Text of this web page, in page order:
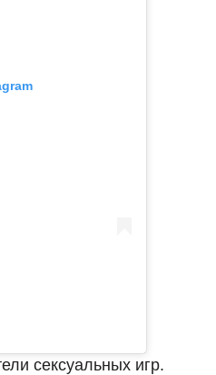
сексуальных игр.